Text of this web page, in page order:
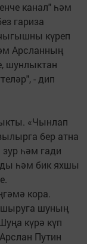
канал" һәм
гариза
күреп
Арсланның
шунлыктан
- дип
«Чынлап
бер атна
һәм гади
һәм бик яхшы
кора.
шуның
күрә күп
Путин